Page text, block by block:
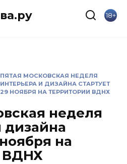
18+
ПЯТАЯ МОСКОВСКАЯ НЕДЕЛЯ
ИНТЕРЬЕРА И ДИЗАЙНА СТАРТУЕТ
29 НОЯБРЯ НА ТЕРРИТОРИИ ВДНХ
неделя
дизайна
на
ВДНХ